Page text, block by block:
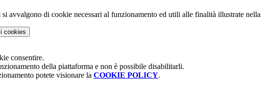
avvalgono di cookie necessari al funzionamento ed utili alle finalità illustrate nella
i cookies
consentire.
della piattaforma e non è possibile disabilitarli.
potete visionare la COOKIE POLICY.